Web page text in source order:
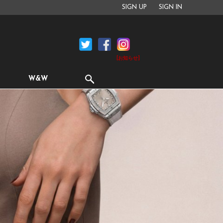
SIGN UP SIGN IN
[お知らせ]
W&W